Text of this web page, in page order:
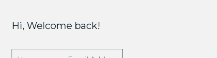
Hi, Welcome back!